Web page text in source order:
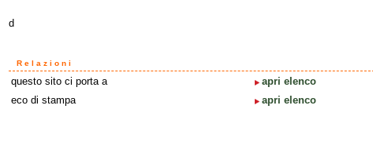
d
Relazioni
questo sito ci porta a
apri elenco
eco di stampa
apri elenco